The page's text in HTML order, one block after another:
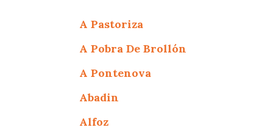
A Pastoriza
A Pobra De Brollón
A Pontenova
Abadin
Alfoz